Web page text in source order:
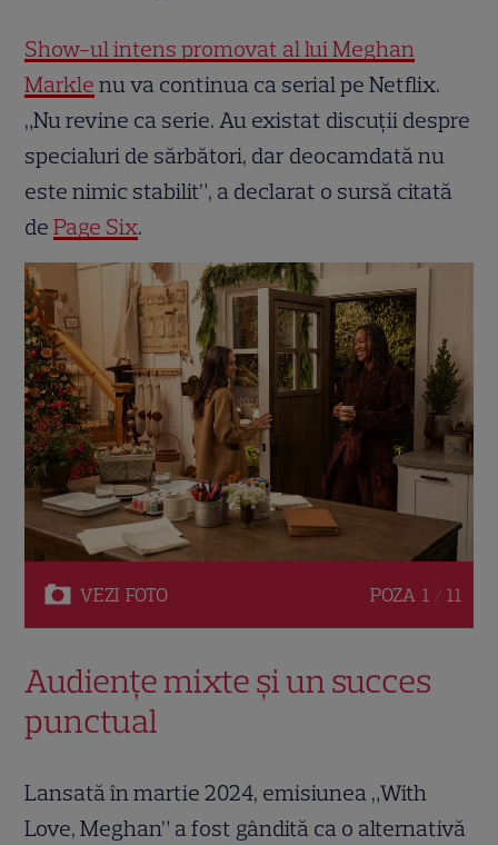
Show-ul intens promovat al lui Meghan
Markle nu va continua ca serial pe Netflix.
„Nu revine ca serie. Au existat discuții despre
specialuri de sărbători, dar deocamdată nu
este nimic stabilit”, a declarat o sursă citată
dePage Six.
VEZI FOTO POZA 1 / 11
Audiențe mixte și un succes
punctual
Lansată în martie 2024, emisiunea „With
Love, Meghan” a fost gândită ca o alternativă